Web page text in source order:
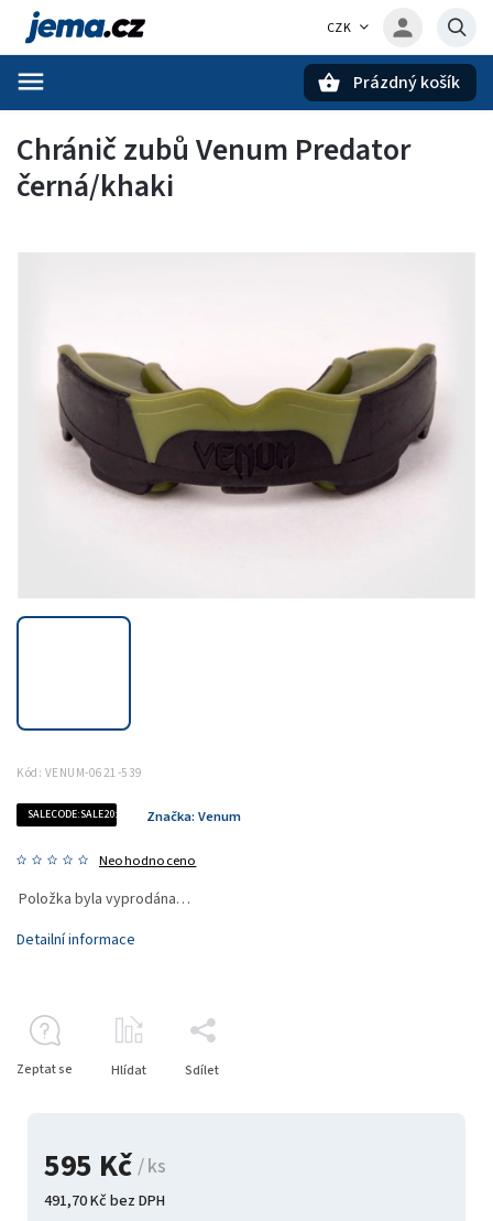
CZK
Prázdný košík
Chránič zubů Venum Predator
černá/khaki
Kód: VENUM-0621-539
SALECODE:SALE20:20:%
Neohodnoceno
Značka: Venum
595 Kč / ks
491,70 Kč bez DPH
Položka byla vyprodána…
Detailní informace
Zeptat se Hlídat Sdílet